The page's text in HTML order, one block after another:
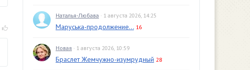
Наталья-Любава · 1 августа 2026, 14:25
Маруська-продолжение... 16
Новая · 1 августа 2026, 10:59
Браслет Жемчужно-изумрудный 28